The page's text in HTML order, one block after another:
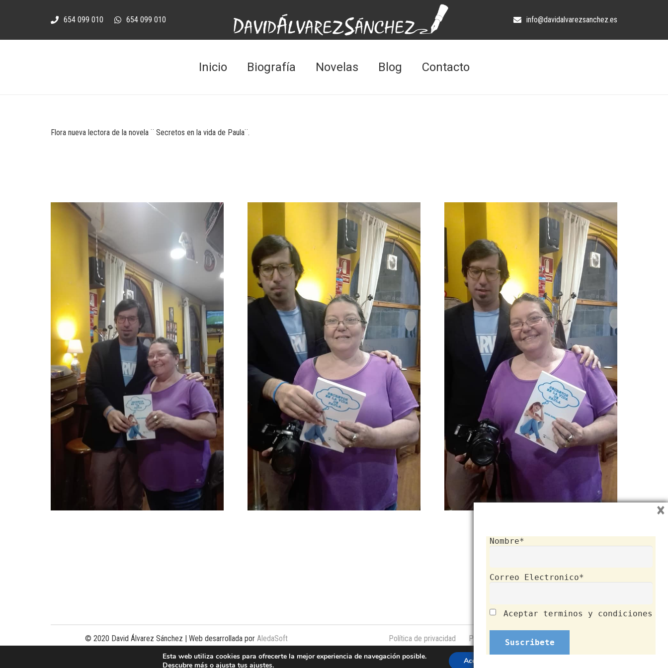
654 099 010 654 099 010 info@davidalvarezsanchez.es
Inicio Biografía Novelas Blog Contacto
Flora nueva lectora de la novela ¨ Secretos en la vida de Paula¨.
© 2020 David Álvarez Sánchez | Web desarrollada por AledaSoft Política de privacidad Política de cookies
Aviso legal
Esta web utiliza cookies para ofrecerte la mejor experiencia de navegación posible.
Descubre más o ajusta tusajustes. Aceptar
Nombre*
Correo Electronico*
Aceptar terminos y condiciones
×